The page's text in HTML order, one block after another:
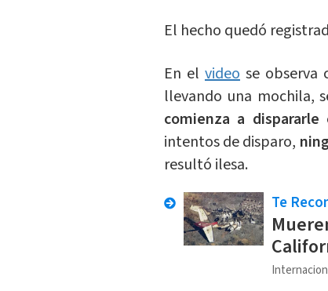
El hecho quedó
En el videose observa
llevando una mochila,
comienza a
intentos de disparo,
resultó ilesa.
Te